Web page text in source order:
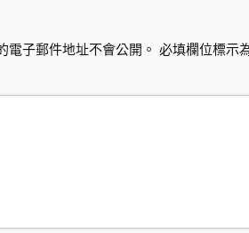
電子郵件地址不會公開。 必填欄位標示